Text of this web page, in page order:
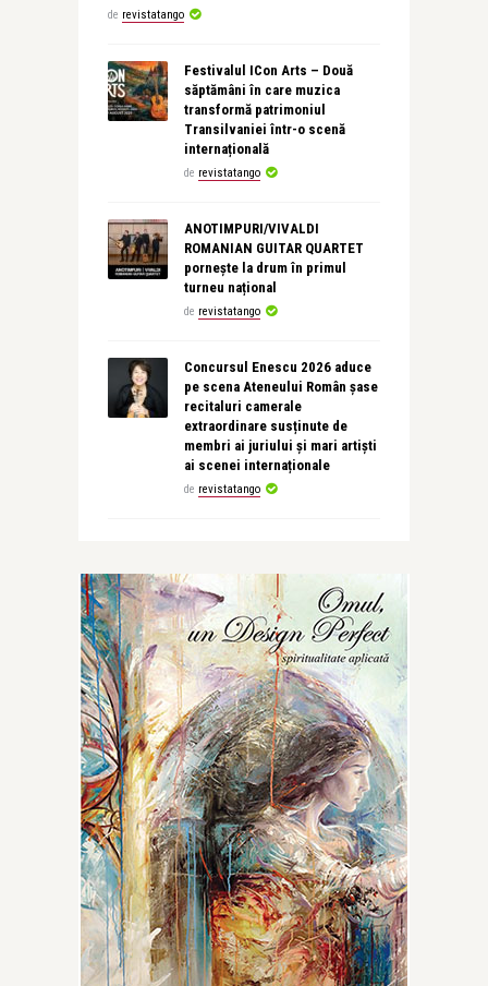
de revistatango
Festivalul ICon Arts – Două
săptămâni în care muzica
transformă patrimoniul
Transilvaniei într-o scenă
internațională
de revistatango
ANOTIMPURI/VIVALDI
ROMANIAN GUITAR QUARTET
pornește la drum în primul
turneu național
de revistatango
Concursul Enescu 2026 aduce
pe scena Ateneului Român șase
recitaluri camerale
extraordinare susținute de
membri ai juriului și mari artiști
ai scenei internaționale
de revistatango